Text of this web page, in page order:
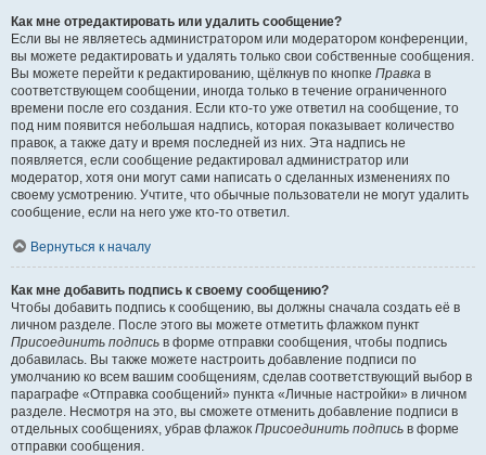
Как мне отредактировать или удалить сообщение?
Если вы не являетесь администратором или модератором конференции,
вы можете редактировать и удалять только свои собственные сообщения.
Вы можете перейти к редактированию, щёлкнув по кнопке Правка в
соответствующем сообщении, иногда только в течение ограниченного
времени после его создания. Если кто-то уже ответил на сообщение, то
под ним появится небольшая надпись, которая показывает количество
правок, а также дату и время последней из них. Эта надпись не
появляется, если сообщение редактировал администратор или
модератор, хотя они могут сами написать о сделанных изменениях по
своему усмотрению. Учтите, что обычные пользователи не могут удалить
сообщение, если на него уже кто-то ответил.
Вернуться к началу
Как мне добавить подпись к своему сообщению?
Чтобы добавить подпись к сообщению, вы должны сначала создать её в
личном разделе. После этого вы можете отметить флажком пункт
Присоединить подпись в форме отправки сообщения, чтобы подпись
добавилась. Вы также можете настроить добавление подписи по
умолчанию ко всем вашим сообщениям, сделав соответствующий выбор в
параграфе «Отправка сообщений» пункта «Личные настройки» в личном
разделе. Несмотря на это, вы сможете отменить добавление подписи в
отдельных сообщениях, убрав флажок Присоединить подпись в форме
отправки сообщения.